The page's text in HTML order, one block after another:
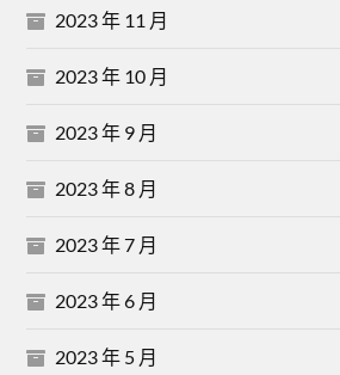
2023 年 11 月
2023 年 10 月
2023 年 9 月
2023 年 8 月
2023 年 7 月
2023 年 6 月
2023 年 5 月